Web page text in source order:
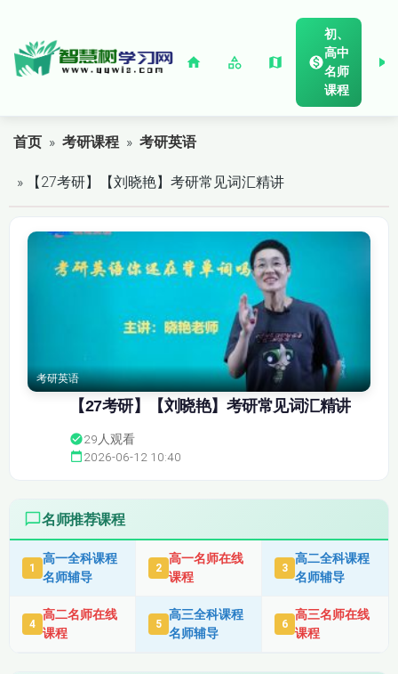
初、
高中
名师
课程
首页 »考研课程 »考研英语
» 【27考研】【刘晓艳】考研常见词汇精讲
考研英语
【27考研】【刘晓艳】考研常见词汇精讲
29 人观看
2026-06-12 10:40
名师推荐课程
1
高一全科课程
名师辅导
2
高一名师在线
课程
3
高二全科课程
名师辅导
4
高二名师在线
课程
5
高三全科课程
名师辅导
6
高三名师在线
课程